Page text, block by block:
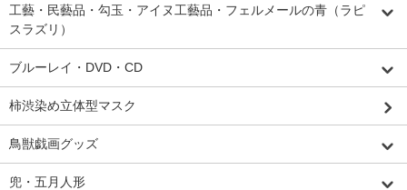
工藝・民藝品・勾玉・アイヌ工藝品・フェルメールの青（ラピ
スラズリ）
ブルーレイ・DVD・CD
柿渋染め立体型マスク
鳥獣戯画グッズ
兜・五月人形